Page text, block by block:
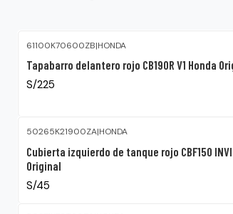
61100K70600ZB|HONDA
Tapabarro delantero rojo CB190R V1 Honda
S/225
50265K21900ZA|HONDA
Cubierta izquierdo de tanque rojo CBF150
Original
S/45